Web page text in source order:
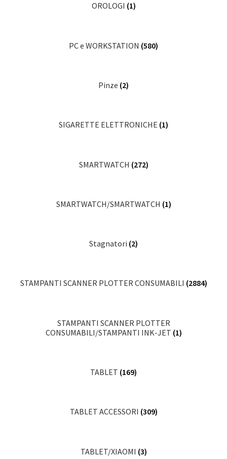
OROLOGI (1)
PC e WORKSTATION (580)
Pinze (2)
SIGARETTE ELETTRONICHE (1)
SMARTWATCH (272)
SMARTWATCH/SMARTWATCH (1)
Stagnatori (2)
STAMPANTI SCANNER PLOTTER CONSUMABILI (2884)
STAMPANTI SCANNER PLOTTER
CONSUMABILI/STAMPANTI INK-JET (1)
TABLET (169)
TABLET ACCESSORI (309)
TABLET/XIAOMI (3)